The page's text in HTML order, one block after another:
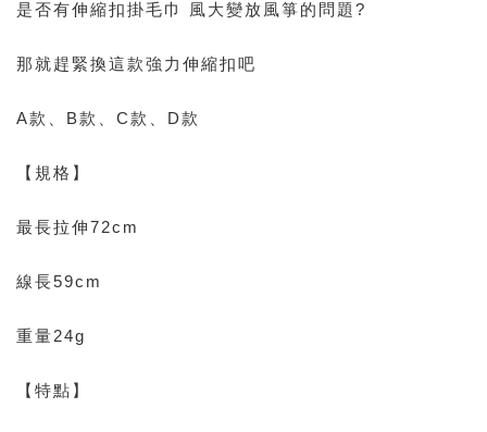
是否有伸縮扣掛毛巾 風大變放風箏的問題?
那就趕緊換這款強力伸縮扣吧
A款、B款、C款、D款
【規格】
最長拉伸72cm
線長59cm
重量24g
【特點】